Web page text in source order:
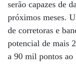
serão capazes de
próximos meses.
de corretoras e
potencial de mais
a 90 mil pontos ao